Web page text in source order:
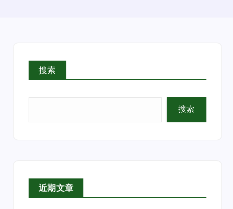
搜索
搜索
近期文章